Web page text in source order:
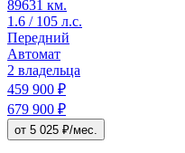
89631 км.
1.6 / 105 л.с.
Передний
Автомат
2 владельца
459 900 ₽
679 900 ₽
от 5 025 ₽/мес.